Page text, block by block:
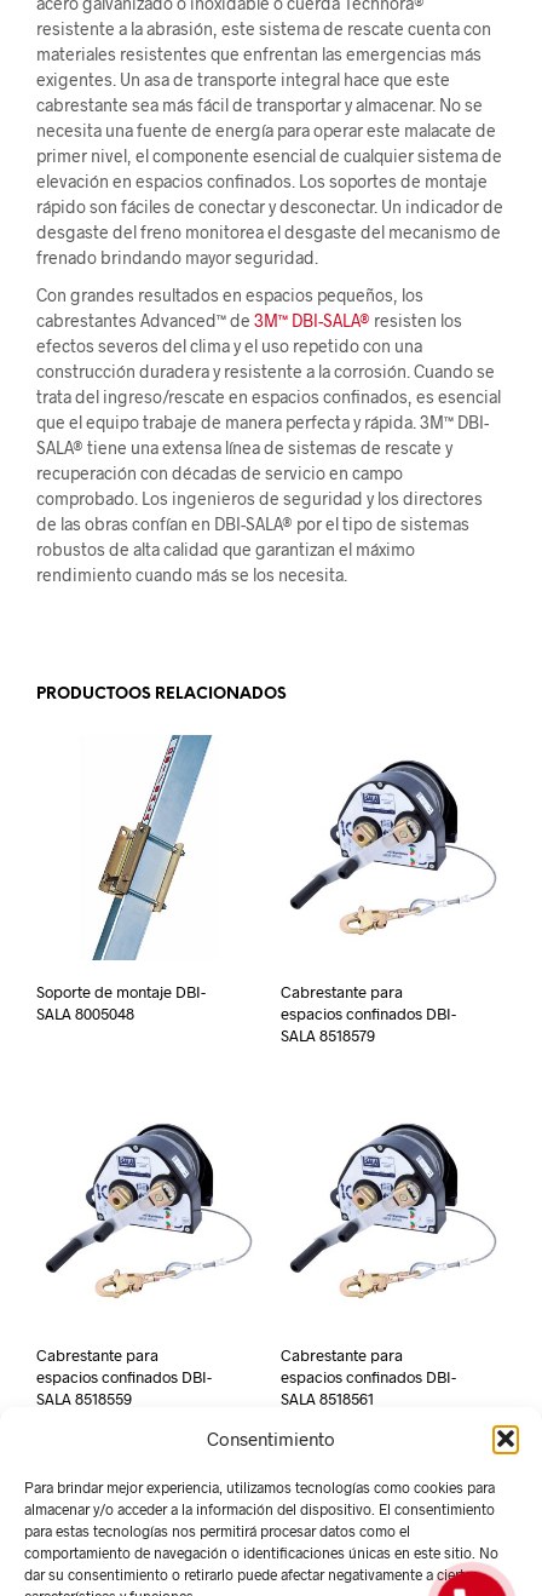
Consentimiento
Para brindar mejor experiencia, utilizamos tecnologías como cookies para
almacenar y/o acceder a la información del dispositivo. El consentimiento
para estas tecnologías nos permitirá procesar datos como el
comportamiento de navegación o identificaciones únicas en este sitio. No
dar su consentimiento o retirarlo puede afectar negativamente a ciertas
resistente a la abrasión, este sistema de rescate cuenta con
materiales resistentes que enfrentan las emergencias más
exigentes. Un asa de transporte integral hace que este
cabrestante sea más fácil de transportar y almacenar. No se
necesita una fuente de energía para operar este malacate de
primer nivel, el componente esencial de cualquier sistema de
elevación en espacios confinados. Los soportes de montaje
rápido son fáciles de conectar y desconectar. Un indicador de
desgaste del freno monitorea el desgaste del mecanismo de
frenado brindando mayor seguridad.
Con grandes resultados en espacios pequeños, los
cabrestantes Advanced™ de 3M™ DBI-SALA® resisten los
efectos severos del clima y el uso repetido con una
construcción duradera y resistente a la corrosión. Cuando se
trata del ingreso/rescate en espacios confinados, es esencial
que el equipo trabaje de manera perfecta y rápida. 3M™ DBI-
SALA® tiene una extensa línea de sistemas de rescate y
recuperación con décadas de servicio en campo
comprobado. Los ingenieros de seguridad y los directores
de las obras confían en DBI-SALA® por el tipo de sistemas
robustos de alta calidad que garantizan el máximo
rendimiento cuando más se los necesita.
PRODUCTOOS RELACIONADOS
Soporte de montaje DBI-
SALA 8005048
Cabrestante para
espacios confinados DBI-
SALA 8518579
Cabrestante para
espacios confinados DBI-
SALA 8518559
Cabrestante para
espacios confinados DBI-
SALA 8518561